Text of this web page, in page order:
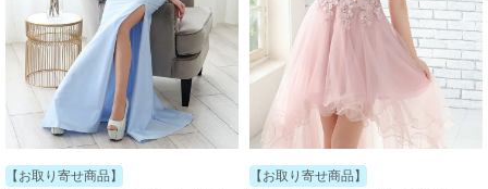
【お取り寄せ商品】 【お取り寄せ商品】